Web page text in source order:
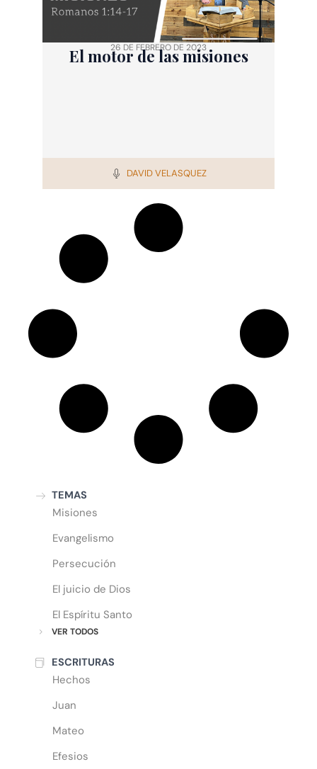
26 DE FEBRERO DE 2023
El motor de las misiones
DAVID VELASQUEZ
TEMAS
Misiones
Evangelismo
Persecución
El juicio de Dios
El Espíritu Santo
VER TODOS
ESCRITURAS
Hechos
Juan
Mateo
Efesios